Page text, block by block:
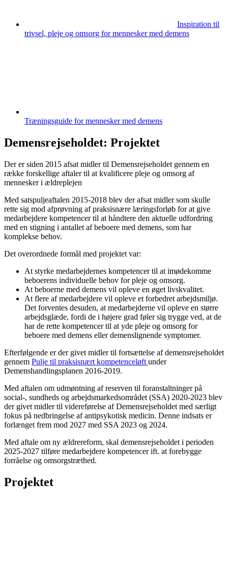
Inspiration til
trivsel, pleje og omsorg for mennesker med demens
Træningsguide for mennesker med demens
Demensrejseholdet: Projektet
Der er siden 2015 afsat midler til Demensrejseholdet gennem en
række forskellige aftaler til at kvalificere pleje og omsorg af
mennesker i ældreplejen
Med satspuljeaftalen 2015-2018 blev der afsat midler som skulle
rette sig mod afprøvning af praksisnære læringsforløb for at give
medarbejdere kompetencer til at håndtere den aktuelle udfordring
med en stigning i antallet af beboere med demens, som har
komplekse behov.
Det overordnede formål med projektet var:
At styrke medarbejdernes kompetencer til at imødekomme
beboerens individuelle behov for pleje og omsorg.
At beboerne med demens vil opleve en øget livskvalitet.
At flere af medarbejdere vil opleve et forbedret arbejdsmiljø.
Det forventes desuden, at medarbejderne vil opleve en større
arbejdsglæde, fordi de i højere grad føler sig trygge ved, at de
har de rette kompetencer til at yde pleje og omsorg for
beboere med demens eller demenslignende symptomer.
Efterfølgende er der givet midler til fortsættelse af demensrejseholdet
gennem Pulje til praksisnært kompetenceløft under
Demenshandlingsplanen 2016-2019.
Med aftalen om udmøntning af reserven til foranstaltninger på
social-, sundheds og arbejdsmarkedsområdet (SSA) 2020-2023 blev
der givet midler til videreførelse af Demensrejseholdet med særligt
fokus på nedbringelse af antipsykotisk medicin. Denne indsats er
forlænget frem mod 2027 med SSA 2023 og 2024.
Med aftale om ny ældrereform, skal demensrejseholdet i perioden
2025-2027 tilføre medarbejdere kompetencer ift. at forebygge
forråelse og omsorgstræthed.
Projektet